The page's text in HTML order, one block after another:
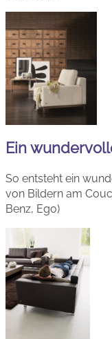
Ein
So entsteht ein
von Bildern am
Benz, Ego)